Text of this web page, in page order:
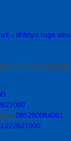
- ahlinya toga
silahkan
085280084081